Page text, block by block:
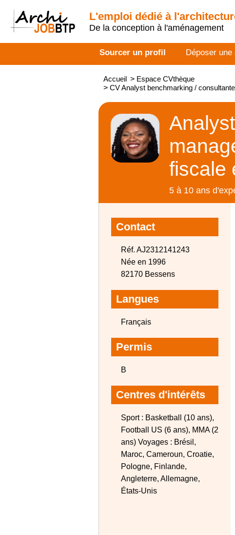
L'emploi dédié à
De la conception à l'aménagement
Sourcer un profil Déposer une
Accueil > Espace CVthèque
> CV Analyst benchmarking /
fiscale
5 à 10 ans
Contact
Réf. AJ2312141243
Née en 1996
82170 Bessens
Langues
Français
Permis
B
Centres d'intérêts
Sport : Basketball (10 ans),
Football US (6 ans), MMA (2
ans) Voyages : Brésil,
Maroc, Cameroun, Croatie,
Pologne, Finlande,
Angleterre, Allemagne,
États-Unis